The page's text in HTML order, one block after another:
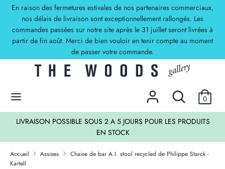
Passer
contenu
En raison des fermetures estivales de nos partenaires commerciaux,
nos délais de livraison sont exceptionnellement rallongés. Les
commandes passées sur notre site après le 31 juillet seront livrées à
partir de fin août. Merci de bien vouloir en tenir compte au moment
de passer votre commande.
Recherche
la
0
Devise
EUR €
dans
LIVRAISON POSSIBLE SOUS 2 A 5 JOURS POUR LES PRODUITS
EN STOCK
Accueil Assises
Chaise de bar A.I. stool recycled de Philippe Starck -
Kartell